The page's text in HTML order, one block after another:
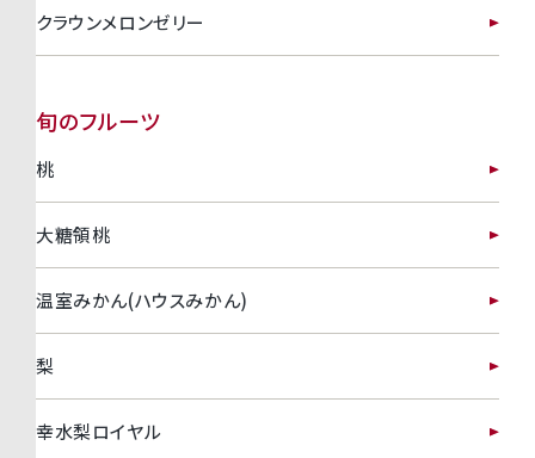
クラウンメロンゼリー
旬のフルーツ
桃
大糖領桃
温室みかん(ハウスみかん)
梨
幸水梨ロイヤル